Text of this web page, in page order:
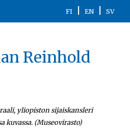
FI EN| SV
1863-1916
1918
Reinhold
yliopiston sijaiskansleri
kuvassa. (Museovirasto)